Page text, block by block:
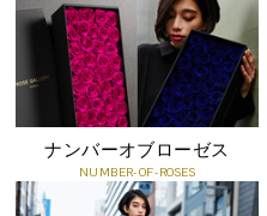
知っておいていただきたいこと
●プリザーブドフラワーは、自
つひとつの色・形・大きさが写
●非常にデリケートで傷つきや
る場合がございます。
●直射日光は傷み、色あせの原因
す。
ナンバーオブローゼス
NUMBER-OF-ROSES